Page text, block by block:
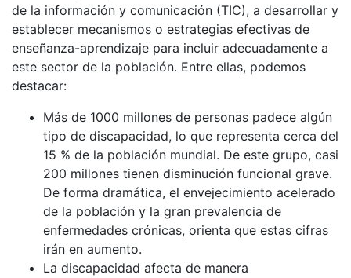
de la información y comunicación (TIC), a desarrollar y
establecer mecanismos o estrategias efectivas de
enseñanza-aprendizaje para incluir adecuadamente a
este sector de la población. Entre ellas, podemos
destacar:
Más de 1000 millones de personas padece algún
tipo de discapacidad, lo que representa cerca del
15 % de la población mundial. De este grupo, casi
200 millones tienen disminución funcional grave.
De forma dramática, el envejecimiento acelerado
de la población y la gran prevalencia de
enfermedades crónicas, orienta que estas cifras
irán en aumento.
La discapacidad afecta de manera